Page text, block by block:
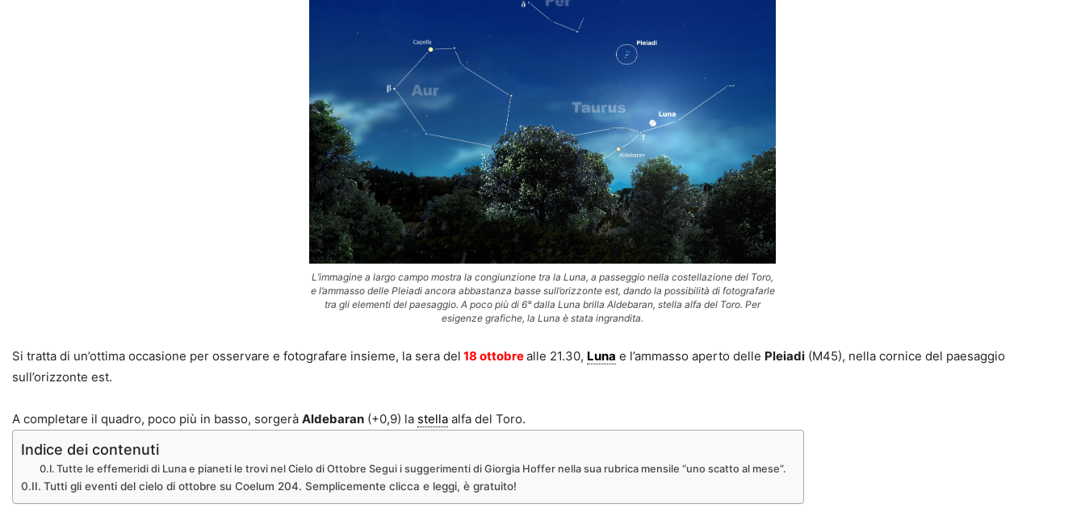
L’immagine a largo campo mostra la congiunzione tra la Luna, a passeggio nella costellazione del Toro,
e l’ammasso delle Pleiadi ancora abbastanza basse sull’orizzonte est, dando la possibilità di fotografarle
tra gli elementi del paesaggio. A poco più di 6° dalla Luna brilla Aldebaran, stella alfa del Toro. Per
esigenze grafiche, la Luna è stata ingrandita.
Si tratta di un’ottima occasione per osservare e fotografare insieme, la sera del 18 ottobrealle 21.30, Luna e l’ammasso aperto delle Pleiadi (M45), nella cornice del paesaggio
sull’orizzonte est.
A completare il quadro, poco più in basso, sorgerà Aldebaran (+0,9) la stella alfa del Toro.
Indice dei contenuti
Tutte le effemeridi di Luna e pianeti le trovi nel Cielo di Ottobre Segui i suggerimenti di Giorgia Hoffer nella sua rubrica mensile “uno scatto al mese”.
Tutti gli eventi del cielo di ottobre su Coelum 204. Semplicemente clicca e leggi, è gratuito!